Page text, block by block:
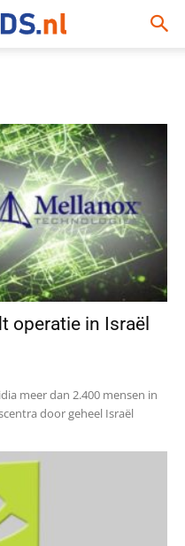
operatie in Israël
meer dan 2.400 mensen in
door geheel Israël